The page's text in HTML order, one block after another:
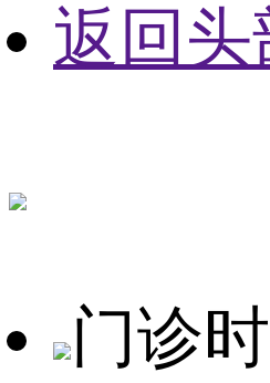
返回头
门诊